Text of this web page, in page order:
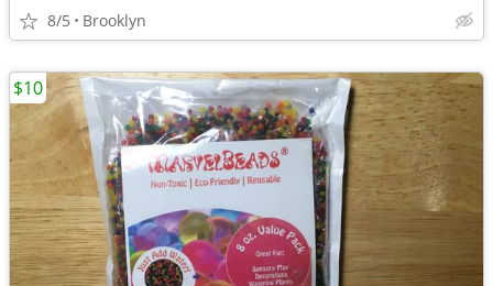
8/5 Brooklyn
$10